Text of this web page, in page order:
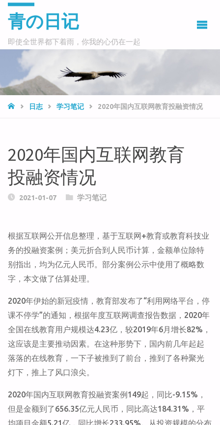
青の日记
即使全世界都下着雨，你我的心仍在一起
HOME日志 学习笔记 2020年国内互联网教育投融资情况
2020年国内互联网教育
投融资情况
2021-01-07 学习笔记
根据互联网公开信息整理，基于互联网+教育或教育科技业
务的投融资案例；美元折合到人民币计算，金额单位除特
别指出，均为亿元人民币。部分案例公示中使用了概略数
字，本文做了估算处理。
2020年伊始的新冠疫情，教育部发布了“利用网络平台，停
课不停学”的通知，根据年度互联网调查报告数据，2020年
全国在线教育用户规模达4.23亿，较2019年6月增长82%，
这应该是主要推动因素。在这种形势下，国内前几年起起
落落的在线教育，一下子被推到了前台，推到了各种聚光
灯下，推上了风口浪尖。
2020年国内互联网教育投融资案例149起，同比-9.15%，
但是金额到了656.35亿元人民币，同比高达184.31%，平
均项目金额5.21亿，同比增长233.95%。从投资规模的分布